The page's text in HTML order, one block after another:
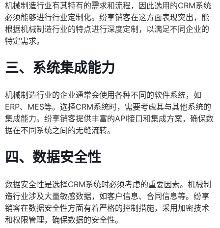
机械制造行业有其特有的需求和流程，因此选用的CRM系统
必须能够进行行业定制化。纷享销客在这方面表现突出，能
根据机械制造行业的特点进行深度定制，以满足不同企业的
特定需求。
三、系统集成能力
机械制造行业的企业通常会使用各种不同的软件系统，如
ERP、MES等。选择CRM系统时，需要考虑其与其他系统的
集成能力。纷享销客提供丰富的API接口和集成方案，确保数
据在不同系统之间的无缝流转。
四、数据安全性
数据安全性是选择CRM系统时必须考虑的重要因素。机械制
造行业涉及大量敏感数据，如客户信息、合同信息等。纷享
销客在数据安全性方面有着严格的控制措施，采用加密技术
和权限管理，确保数据的安全性。